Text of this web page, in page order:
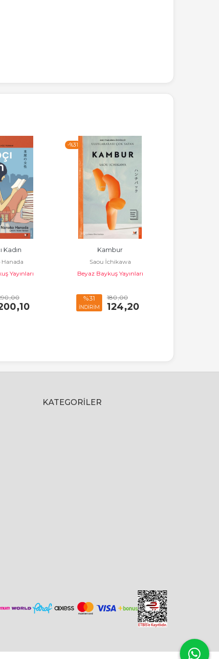
Kadın
Yayınları
,00
,10
-%31
Kambur
Saou İchikawa
Beyaz Baykuş Yayınları
%31
İNDİRİM
180,00
124,20
KATEGORILER